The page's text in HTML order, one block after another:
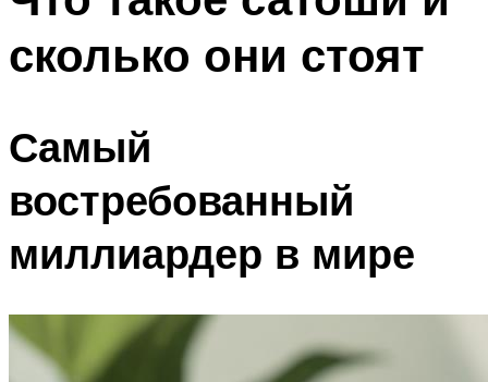
сколько они стоят
Самый
востребованный
миллиардер в мире